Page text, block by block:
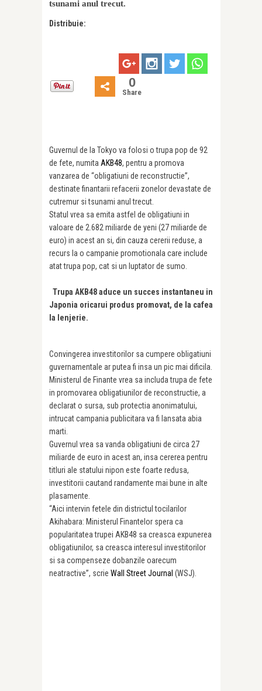
tsunami anul trecut.
Distribuie:
0
Share
Guvernul de la Tokyo va folosi o trupa pop de 92
de fete, numita AKB48, pentru a promova
vanzarea de “obligatiuni de reconstructie”,
destinate finantarii refacerii zonelor devastate de
cutremur si tsunami anul trecut.
Statul vrea sa emita astfel de obligatiuni in
valoare de 2.682 miliarde de yeni (27 miliarde de
euro) in acest an si, din cauza cererii reduse, a
recurs la o campanie promotionala care include
atat trupa pop, cat si un luptator de sumo.
Trupa AKB48 aduce un succes instantaneu in
Japonia oricarui produs promovat, de la cafea
la lenjerie.
Convingerea investitorilor sa cumpere obligatiuni
guvernamentale ar putea fi insa un pic mai dificila.
Ministerul de Finante vrea sa includa trupa de fete
in promovarea obligatiunilor de reconstructie, a
declarat o sursa, sub protectia anonimatului,
intrucat campania publicitara va fi lansata abia
marti.
Guvernul vrea sa vanda obligatiuni de circa 27
miliarde de euro in acest an, insa cererea pentru
titluri ale statului nipon este foarte redusa,
investitorii cautand randamente mai bune in alte
plasamente.
“Aici intervin fetele din districtul tocilarilor
Akihabara: Ministerul Finantelor spera ca
popularitatea trupei AKB48 sa creasca expunerea
obligatiunilor, sa creasca interesul investitorilor
si sa compenseze dobanzile oarecum
neatractive”, scrie Wall Street Journal (WSJ).